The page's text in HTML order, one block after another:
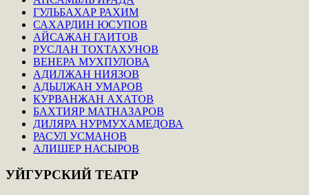
ГУЛЬБАХАР РАХИМ
САХАРДИН ЮСУПОВ
АЙСАЖАН ГАИТОВ
РУСЛАН ТОХТАХУНОВ
ВЕНЕРА МУХПУЛОВА
АДИЛЖАН НИЯЗОВ
АДЫЛЖАН УМАРОВ
КУРВАНЖАН АХАТОВ
БАХТИЯР МАТНАЗАРОВ
ДИЛЯРА НУРМУХАМЕДОВА
РАСУЛ УСМАНОВ
АЛИШЕР НАСЫРОВ
УЙГУРСКИЙ ТЕАТР